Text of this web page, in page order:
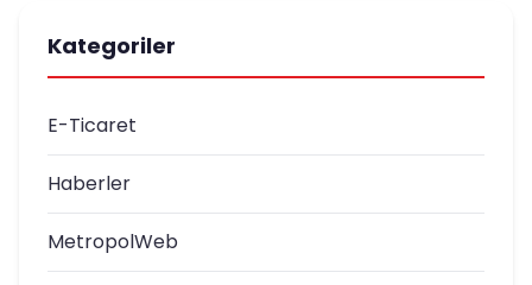
Kategoriler
E-Ticaret
Haberler
MetropolWeb